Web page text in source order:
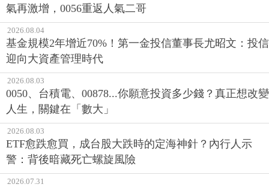
氣再激增，0056重返人氣二哥
2026.08.04
基金規模2年增近70%！第一金投信董事長尤昭文：投信
迎向大資產管理時代
2026.08.03
0050、台積電、00878...你願意投資多少錢？真正想改變
人生，關鍵在「數大」
2026.08.03
ETF愈跌愈買，成台股大跌時的定海神針？內行人示
警：背後暗藏死亡螺旋風險
2026.07.31